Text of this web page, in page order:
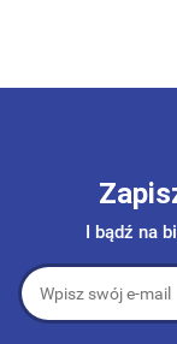
I bądź na